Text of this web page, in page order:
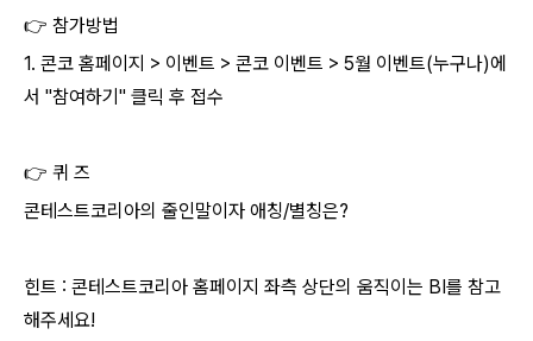
👉 참가방법
1. 콘코 홈페이지 > 이벤트 > 콘코 이벤트 > 5월 이벤트(누구나)에
서 "참여하기" 클릭 후 접수
👉 퀴 즈
콘테스트코리아의 줄인말이자 애칭/별칭은?
힌트 : 콘테스트코리아 홈페이지 좌측 상단의 움직이는 BI를 참고
해주세요!